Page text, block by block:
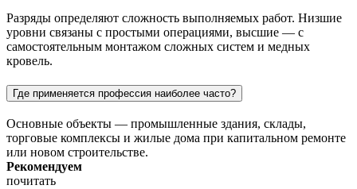
Разряды определяют сложность выполняемых работ. Низшие
уровни связаны с простыми операциями, высшие — с
самостоятельным монтажом сложных систем и медных
кровель.
Где применяется профессия наиболее часто?
Основные объекты — промышленные здания, склады,
торговые комплексы и жилые дома при капитальном ремонте
или новом строительстве.
Рекомендуем
почитать